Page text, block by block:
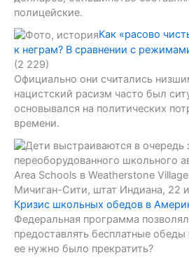
полицейские.
Как «расово
к неграм? В сравнении с
(2 229)
Официально они считались
нацистский расизм часто был
основывался на политических
времени.
Кризис школьных обедов в
Федеральная программа
предоставлять бесплатные
ее нужно было прекратить?